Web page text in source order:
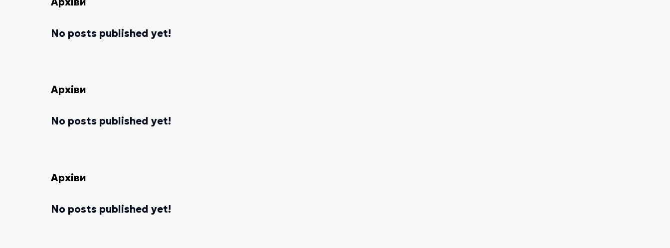
No posts published yet!
Архіви
No posts published yet!
Архіви
No posts published yet!